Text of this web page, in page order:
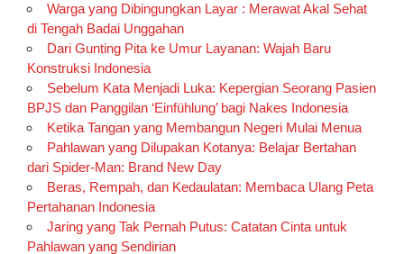
Warga yang Dibingungkan Layar : Merawat Akal Sehat
di Tengah Badai Unggahan
Dari Gunting Pita ke Umur Layanan: Wajah Baru
Konstruksi Indonesia
Sebelum Kata Menjadi Luka: Kepergian Seorang Pasien
BPJS dan Panggilan ‘Einfühlung’ bagi Nakes Indonesia
Ketika Tangan yang Membangun Negeri Mulai Menua
Pahlawan yang Dilupakan Kotanya: Belajar Bertahan
dari Spider-Man: Brand New Day
Beras, Rempah, dan Kedaulatan: Membaca Ulang Peta
Pertahanan Indonesia
Jaring yang Tak Pernah Putus: Catatan Cinta untuk
Pahlawan yang Sendirian